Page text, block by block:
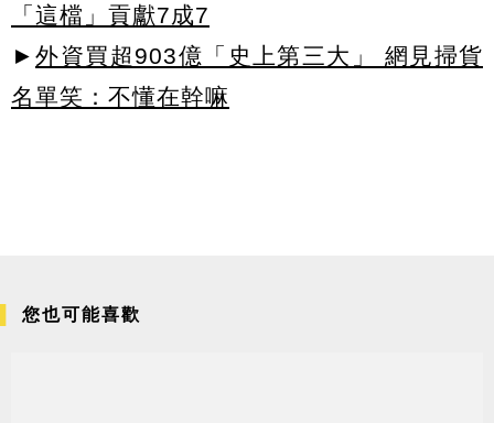
「這檔」貢獻7成7
► 外資買超903億「史上第三大」 網見掃貨
名單笑：不懂在幹嘛
您也可能喜歡